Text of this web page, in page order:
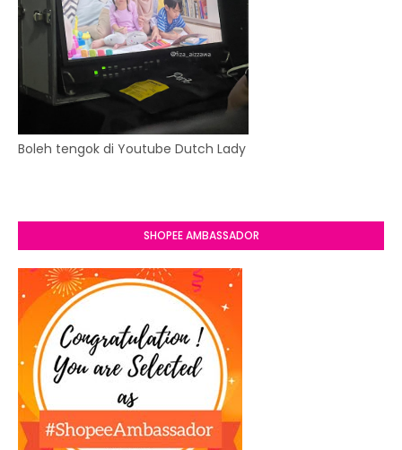
Boleh tengok di Youtube Dutch Lady
SHOPEE AMBASSADOR